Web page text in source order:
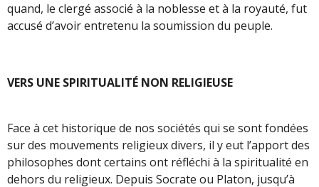
quand, le clergé associé à la noblesse et à la royauté, fut
accusé d’avoir entretenu la soumission du peuple.
VERS UNE SPIRITUALITÉ NON RELIGIEUSE
Face à cet historique de nos sociétés qui se sont fondées
sur des mouvements religieux divers, il y eut l’apport des
philosophes dont certains ont réfléchi à la spiritualité en
dehors du religieux. Depuis Socrate ou Platon, jusqu’à